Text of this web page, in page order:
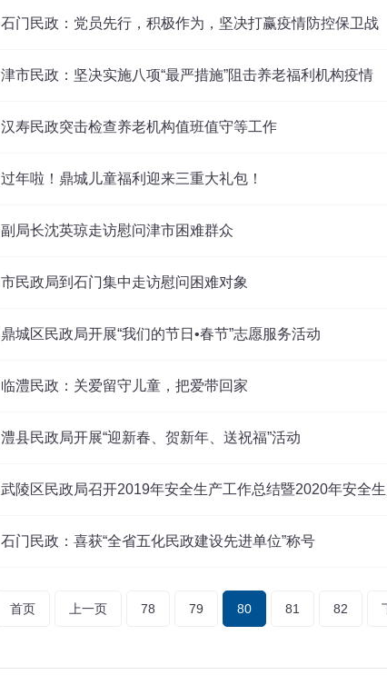
石门民政：党员先行，积极作为，坚决打赢疫情防控保卫战
津市民政：坚决实施八项“最严措施”阻击养老福利机构疫情
汉寿民政突击检查养老机构值班值守等工作
过年啦！鼎城儿童福利迎来三重大礼包！
副局长沈英琼走访慰问津市困难群众
市民政局到石门集中走访慰问困难对象
鼎城区民政局开展“我们的节日•春节”志愿服务活动
临澧民政：关爱留守儿童，把爱带回家
澧县民政局开展“迎新春、贺新年、送祝福”活动
武陵区民政局召开2019年安全生产工作总结暨2020年安全
石门民政：喜获“全省五化民政建设先进单位”称号
首页 上一页 78 79 80 81 82